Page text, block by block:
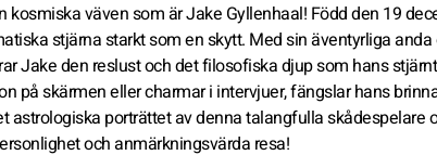
väven som är Jake Gyllenhaal! Född den 19
stjärna starkt som en skytt. Med sin äventyrliga anda
Jake den reslust och det filosofiska djup som hans
på skärmen eller charmar i intervjuer, fängslar hans
porträttet av denna talangfulla skådespelare
och anmärkningsvärda resa!